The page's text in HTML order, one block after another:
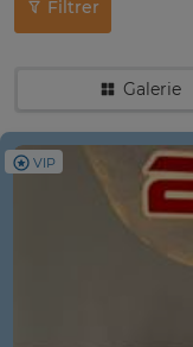
Filtrer
Galerie
VIP